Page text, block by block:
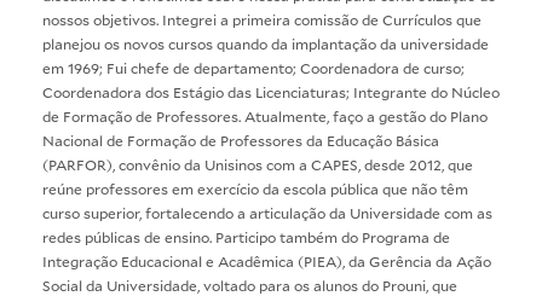
nossos objetivos. Integrei a primeira comissão de Currículos que
planejou os novos cursos quando da implantação da universidade
em 1969; Fui chefe de departamento; Coordenadora de curso;
Coordenadora dos Estágio das Licenciaturas; Integrante do Núcleo
de Formação de Professores. Atualmente, faço a gestão do Plano
Nacional de Formação de Professores da Educação Básica
(PARFOR), convênio da Unisinos com a CAPES, desde 2012, que
reúne professores em exercício da escola pública que não têm
curso superior, fortalecendo a articulação da Universidade com as
redes públicas de ensino. Participo também do Programa de
Integração Educacional e Acadêmica (PIEA), da Gerência da Ação
Social da Universidade, voltado para os alunos do Prouni, que